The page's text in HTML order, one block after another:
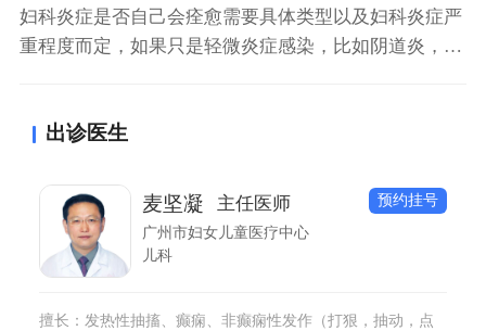
妇科炎症是否自己会痊愈需要具体类型以及妇科炎症严
重程度而定，如果只是轻微炎症感染，比如阴道炎，注
需要针对病因积极用药治疗才能痊愈，建议有妇科病一
出诊医生
麦坚凝 主任医师
广州市妇女儿童医疗中心
儿科
预约挂号
擅长：发热性抽搐、癫痫、非癫痫性发作（打狠，抽动，点